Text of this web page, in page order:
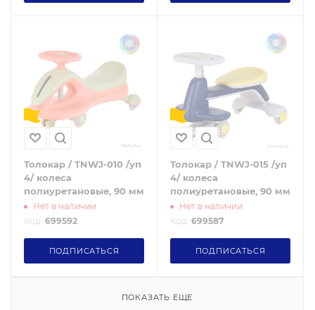
Толокар / TNWJ-010 /уп
4/ колеса
полиуретановые, 90 мм
Нет в наличии
Код: 699592
ПОДПИСАТЬСЯ
Толокар / TNWJ-015 /уп
4/ колеса
полиуретановые, 90 мм
Нет в наличии
Код: 699587
ПОДПИСАТЬСЯ
ПОКАЗАТЬ ЕЩЕ